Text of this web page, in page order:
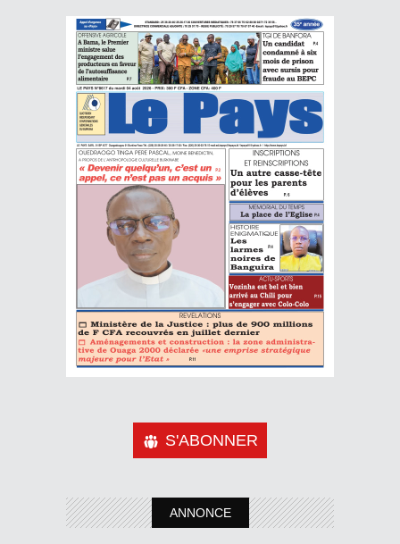
S'ABONNER
ANNONCE